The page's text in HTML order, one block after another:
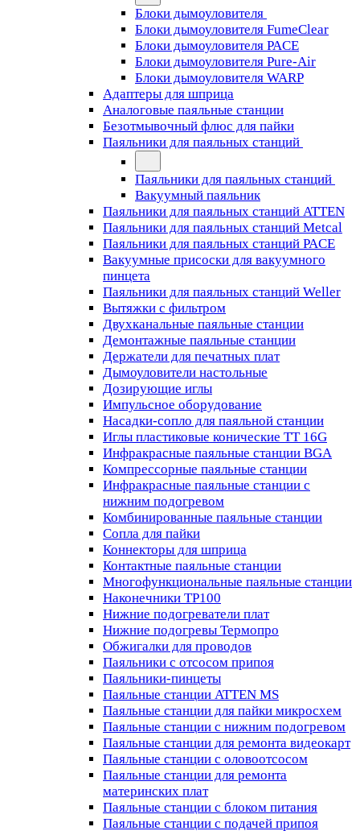
Блоки дымоуловителя
Блоки дымоуловителя FumeClear
Блоки дымоуловителя PACE
Блоки дымоуловителя Pure-Air
Блоки дымоуловителя WARP
Адаптеры для шприца
Аналоговые паяльные станции
Безотмывочный флюс для пайки
Паяльники для паяльных станций
Паяльники для паяльных станций
Вакуумный паяльник
Паяльники для паяльных станций ATTEN
Паяльники для паяльных станций Metcal
Паяльники для паяльных станций PACE
Вакуумные присоски для вакуумного
пинцета
Паяльники для паяльных станций Weller
Вытяжки с фильтром
Двухканальные паяльные станции
Демонтажные паяльные станции
Держатели для печатных плат
Дымоуловители настольные
Дозирующие иглы
Импульсное оборудование
Насадки-сопло для паяльной станции
Иглы пластиковые конические TT 16G
Инфракрасные паяльные станции BGA
Компрессорные паяльные станции
Инфракрасные паяльные станции с
нижним подогревом
Комбинированные паяльные станции
Сопла для пайки
Коннекторы для шприца
Контактные паяльные станции
Многофункциональные паяльные станции
Наконечники TP100
Нижние подогреватели плат
Нижние подогревы Термопро
Обжигалки для проводов
Паяльники с отсосом припоя
Паяльники-пинцеты
Паяльные станции ATTEN MS
Паяльные станции для пайки микросхем
Паяльные станции с нижним подогревом
Паяльные станции для ремонта видеокарт
Паяльные станции с оловоотсосом
Паяльные станции для ремонта
материнских плат
Паяльные станции с блоком питания
Паяльные станции с подачей припоя